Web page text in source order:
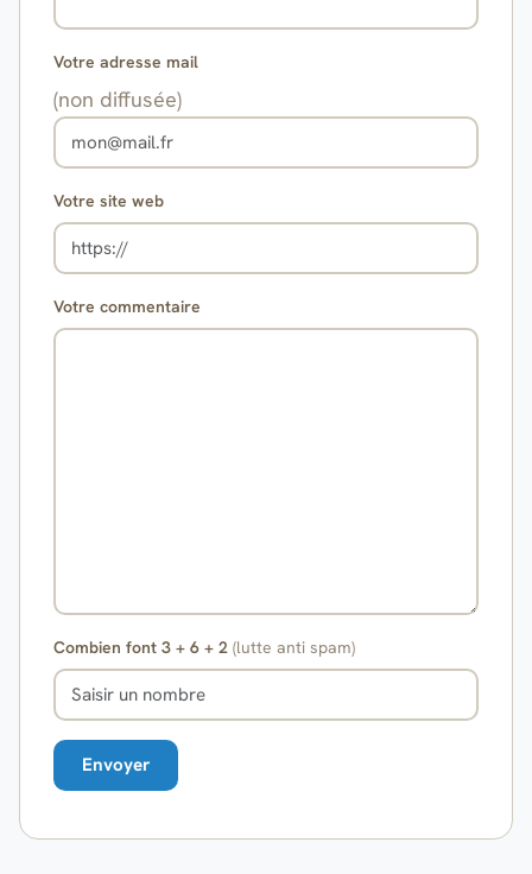
Votre adresse mail
(non diffusée)
Votre site web
Votre commentaire
Combien font 3 + 6 + 2 (lutte anti spam)